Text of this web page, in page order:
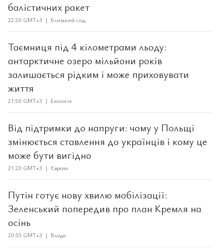
балістичних ракет
22:20 GMT+3 | Близький схід
Таємниця під 4 кілометрами льоду:
антарктичне озеро мільйони років
залишається рідким і може приховувати
життя
21:50 GMT+3 | Екологія
Від підтримки до напруги: чому у Польщі
змінюється ставлення до українців і кому це
може бути вигідно
21:20 GMT+3 | Європа
Путін готує нову хвилю мобілізації:
Зеленський попередив про план Кремля на
осінь
20:55 GMT+3 | Влада